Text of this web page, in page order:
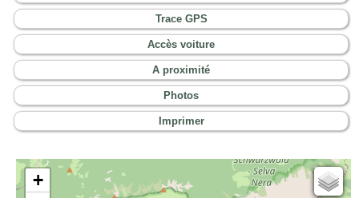
Trace GPS
Accès voiture
A proximité
Photos
Imprimer
+
Cartes IGN